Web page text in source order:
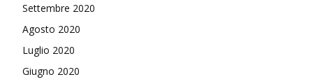
Settembre 2020
Agosto 2020
Luglio 2020
Giugno 2020